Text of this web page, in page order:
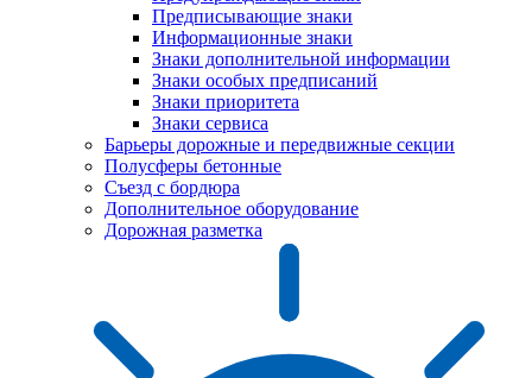
Предписывающие знаки
Информационные знаки
Знаки дополнительной информации
Знаки особых предписаний
Знаки приоритета
Знаки сервиса
Барьеры дорожные и передвижные секции
Полусферы бетонные
Съезд с бордюра
Дополнительное оборудование
Дорожная разметка